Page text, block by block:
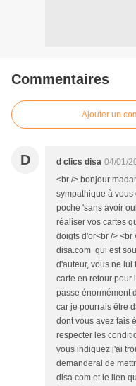
Commentaires
Ajouter un
D d clics disa 04/01/
<br /> bonjour
sympathique à
poche 'sans avoir
réaliser vos cartes
doigts d'or<br /> <br
disa.com qui est
d'auteur, vous ne lui
carte en retour pour
passe énormément
car je pourrais être
dont vous avez fais
respecter les
vous indiquez j'ai
demanderai de
disa.com et le lien